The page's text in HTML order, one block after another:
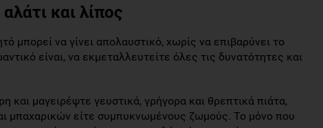
και λίπος
μπορεί να γίνει απολαυστικό, χωρίς να επιβαρύνει το
είναι, να εκμεταλλευτείτε όλες τις δυνατότητες και
και μαγειρέψτε γευστικά, γρήγορα και θρεπτικά πιάτα,
μπαχαρικών είτε συμπυκνωμένους ζωμούς. Το μόνο που